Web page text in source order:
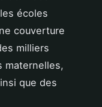
écoles
couverture
milliers
maternelles,
que des